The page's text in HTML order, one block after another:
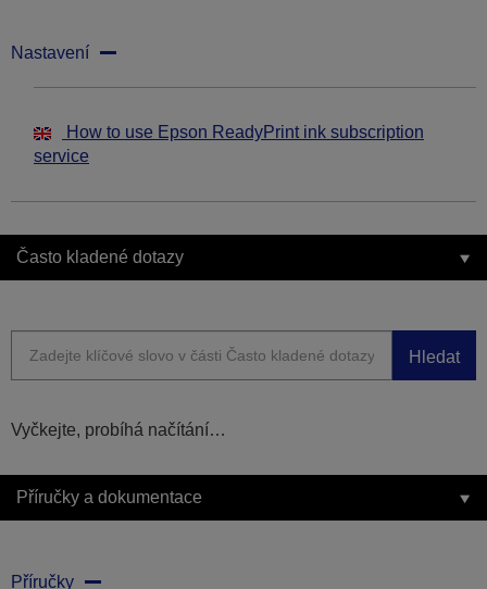
Nastavení
How to use Epson ReadyPrint ink subscription
service
Často kladené dotazy
Hledat
Vyčkejte, probíhá načítání…
Příručky a dokumentace
Příručky